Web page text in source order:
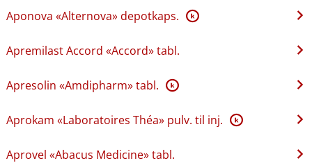
Aponova «Alternova» depotkaps. K
Apremilast Accord «Accord» tabl.
Apresolin «Amdipharm» tabl. K
Aprokam «Laboratoires Théa» pulv. til inj. K
Aprovel «Abacus Medicine» tabl.